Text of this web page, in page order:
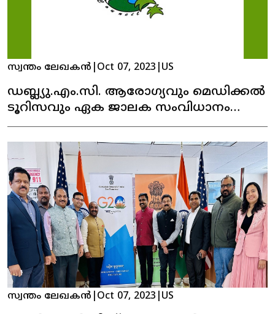
സ്വന്തം ലേഖകൻ Oct 07, 2023 US
ഡബ്ല്യു.എം.സി. ആരോഗ്യവും മെഡിക്കൽ
ടൂറിസവും ഏക ജാലക സംവിധാനം
നിലവിൽ വന്നു
സ്വന്തം ലേഖകൻ Oct 07, 2023 US